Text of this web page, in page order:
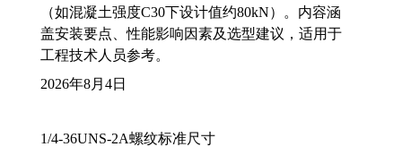
（如混凝土强度C30下设计值约80kN）。内容涵
盖安装要点、性能影响因素及选型建议，适用于
工程技术人员参考。
2026年8月4日
1/4-36UNS-2A螺纹标准尺寸